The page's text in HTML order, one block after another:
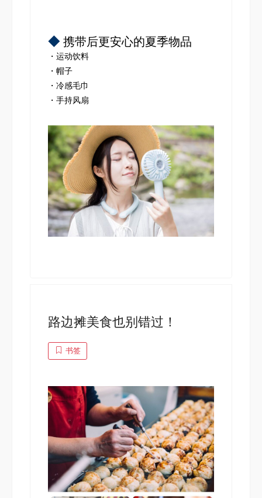
◆携带后更安心的夏季物品
・运动饮料
・帽子
・冷感毛巾
・ 手持风扇
路边摊美食也别错过！
书签